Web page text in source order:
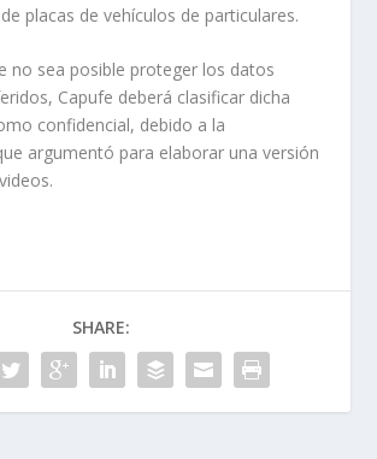
placas de vehículos de particulares.
no sea posible proteger los datos
Capufe deberá clasificar dicha
confidencial, debido a la
argumentó para elaborar una versión
SHARE: